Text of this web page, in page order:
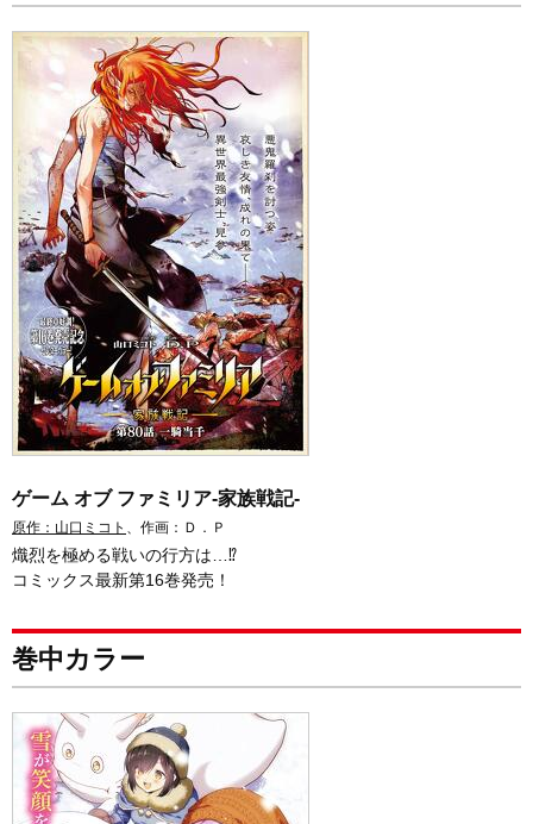
ゲーム オブ ファミリア-家族戦記-
原作：山口ミコト 、作画：Ｄ．Ｐ
熾烈を極める戦いの行方は…⁉
コミックス最新第16巻発売！
巻中カラー